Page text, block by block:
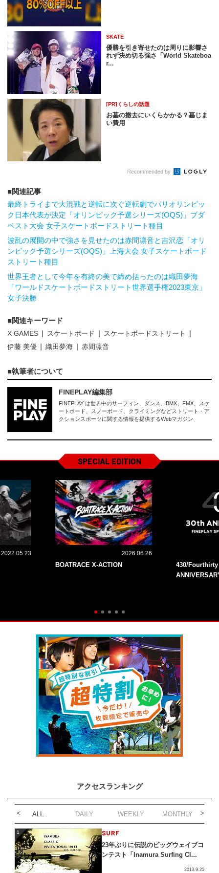
SKATE
優勝を引き寄せたのは周りに影響さ
れず決め切る強さ「World Skateboa
r...
[PR]くらしの話題
お墓の撤去にいくらかかる？墓じま
い費用
Recommended by
関連記事
最終トライまで大混戦と逆転に次ぐ逆転劇でパリオリンピッ
ク日本代表が決定「オリンピック予選シリーズ(OQS)」ブダ
ペスト大会 女子スケートボードストリート種目
波乱の展開の中で強さを見せたのは赤間凛音と吉沢恋「オリ
ンピック予選シリーズ(OQS)」上海大会 女子スケートボード
ストリート種目
世界王者として今年を有終の美で締め括ったのは織田夢海
「ワールドスケートボードストリート世界選手権2023東京」
女子決勝
関連キーワード
X GAMES スケートボード
スケートボードストリート
伊藤 美優
織田夢海 赤間凛音
執筆者について
FINEPLAY編集部
FINEPLAY は世界中のサーフィン、ダンス、BMX、FMX、スケ
ートボード、スノーボード、クライミングなどストリート・ア
クションスポーツに関する情報を提供するWebマガジン
SPECIAL EDITION
2022.05.23 2026.06.26
BOATRACE X-ACTION
430/
アクセスランキング
ALL DAILY WEEKLY MONTHLY
1 SURF
23年ぶりに伝説のビッグウェイブコ
ンテスト「Inamura Surfing Cl...
2013.9.25